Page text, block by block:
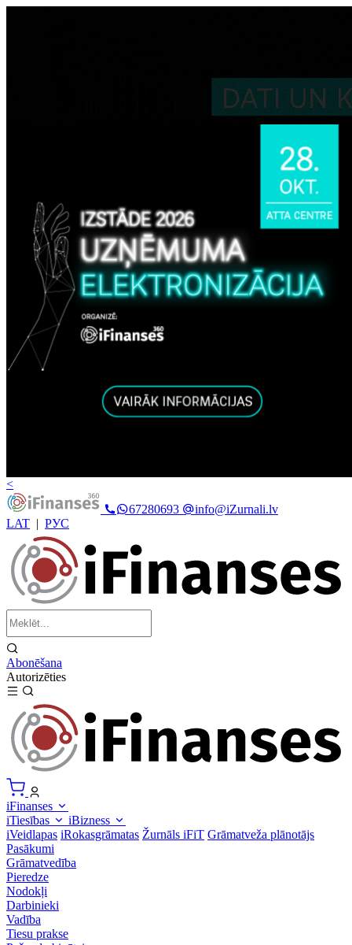
<
67280693
info@iZurnali.lv
LAT | РУС
Abonēšana
Autorizēties
iFinanses
iTiesības
iBizness
iVeidlapas iRokasgrāmatas Žurnāls iFiT Grāmatveža plānotājs
Pasākumi
Grāmatvedība
Pieredze
Nodokļi
Darbinieki
Vadība
Tiesu prakse